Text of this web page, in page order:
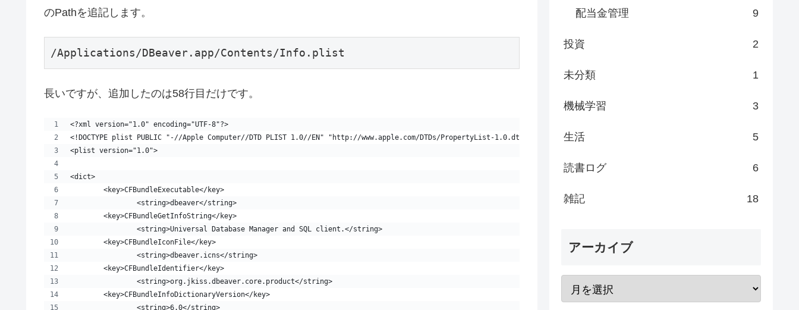
のPathを追記します。
/Applications/DBeaver.app/Contents/Info.plist
長いですが、追加したのは58行目だけです。
<?xml version="1.0" encoding="UTF-8"?>
<!DOCTYPE plist PUBLIC "-//Apple Computer//DTD PLIST 1.0//EN" "http://www.apple.com/DTDs/PropertyList-1.0.dtd">
<plist version="1.0">
<dict>
	<key>CFBundleExecutable</key>
		<string>dbeaver</string>
	<key>CFBundleGetInfoString</key>
		<string>Universal Database Manager and SQL client.</string>
	<key>CFBundleIconFile</key>
		<string>dbeaver.icns</string>
	<key>CFBundleIdentifier</key>
		<string>org.jkiss.dbeaver.core.product</string>
	<key>CFBundleInfoDictionaryVersion</key>
		<string>6.0</string>
配当金管理 9
投資 2
未分類 1
機械学習 3
生活 5
読書ログ 6
雑記 18
アーカイブ